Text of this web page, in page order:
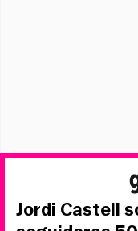
Jordi Castell